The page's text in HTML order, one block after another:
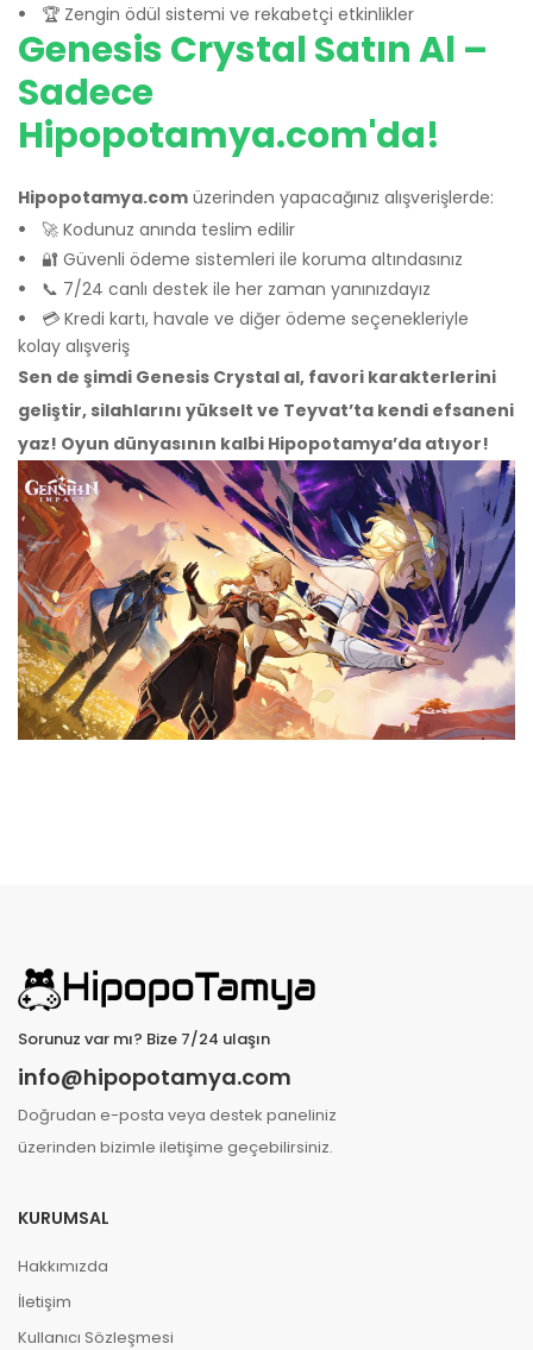
🏆 Zengin ödül sistemi ve rekabetçi etkinlikler
Genesis Crystal Satın Al –
Sadece
Hipopotamya.com'da!
Hipopotamya.com üzerinden yapacağınız alışverişlerde:
🚀 Kodunuz anında teslim edilir
🔐 Güvenli ödeme sistemleri ile koruma altındasınız
📞 7/24 canlı destek ile her zaman yanınızdayız
💳 Kredi kartı, havale ve diğer ödeme seçenekleriyle
kolay alışveriş
Sen de şimdi Genesis Crystal al, favori karakterlerini
geliştir, silahlarını yükselt ve Teyvat’ta kendi efsaneni
yaz! Oyun dünyasının kalbi Hipopotamya’da atıyor!
Sorunuz var mı? Bize 7/24 ulaşın
info@hipopotamya.com
Doğrudan e-posta veya destek paneliniz
üzerinden bizimle iletişime geçebilirsiniz.
KURUMSAL
Hakkımızda
İletişim
Kullanıcı Sözleşmesi